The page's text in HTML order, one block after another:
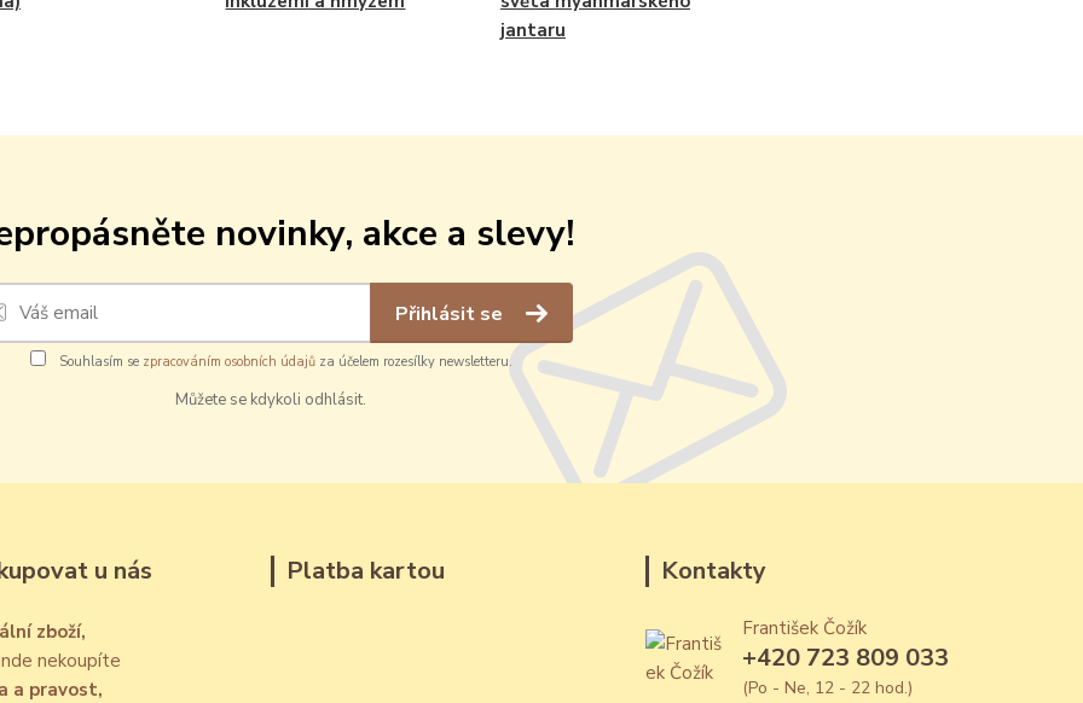
jantaru
novinky, akce a slevy!
Přihlásit se
Souhlasím se zpracováním osobních údajůza účelem rozesílky newsletteru.
Můžete se kdykoli odhlásit.
u nás
zboží,
nekoupíte
a pravost,
Platba kartou Kontakty
František Čožík
+420 723 809 033
(Po - Ne, 12 - 22 hod.)